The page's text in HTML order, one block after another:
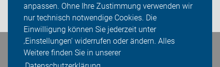
anpassen. Ohne Ihre Zustimmung verwenden wir
nur technisch notwendige Cookies. Die
Einwilligung können Sie jederzeit unter
‚Einstellungen‘ widerrufen oder ändern. Alles
Weitere finden Sie in unserer
Login
Bleiben Sie in Kontakt